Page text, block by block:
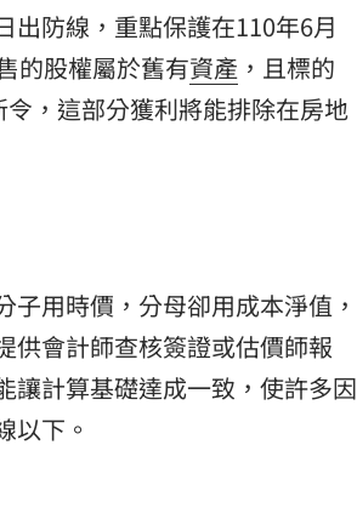
出防線，重點保護在110年6月
的股權屬於舊有資產 ，且標的
，這部分獲利將能排除在房地
用時價，分母卻用成本淨值，
供會計師查核簽證或估價師報
讓計算基礎達成一致，使許多因
以下。